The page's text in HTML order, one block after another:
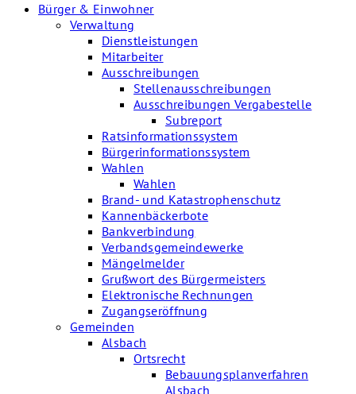
Bürger & Einwohner
Verwaltung
Dienstleistungen
Mitarbeiter
Ausschreibungen
Stellenausschreibungen
Ausschreibungen Vergabestelle
Subreport
Ratsinformationssystem
Bürgerinformationssystem
Wahlen
Wahlen
Brand- und Katastrophenschutz
Kannenbäckerbote
Bankverbindung
Verbandsgemeindewerke
Mängelmelder
Grußwort des Bürgermeisters
Elektronische Rechnungen
Zugangseröffnung
Gemeinden
Alsbach
Ortsrecht
Bebauungsplanverfahren
Alsbach